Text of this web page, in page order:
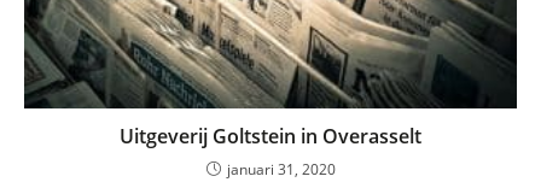
Uitgeverij Goltstein in Overasselt
januari 31, 2020